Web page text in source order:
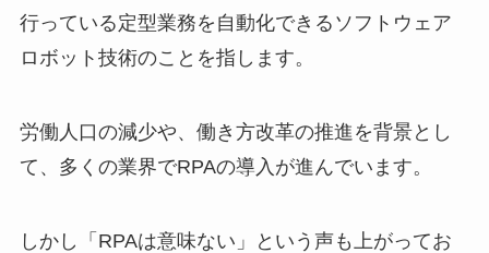
行っている定型業務を自動化できるソフトウェア
ロボット技術のことを指します。
労働人口の減少や、働き方改革の推進を背景とし
て、多くの業界でRPAの導入が進んでいます。
しかし「RPAは意味ない」という声も上がってお